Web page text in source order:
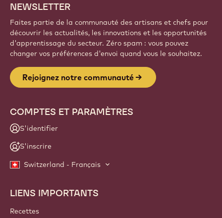
NEWSLETTER
Faites partie de la communauté des artisans et chefs pour
découvrir les actualités, les innovations et les opportunités
d'apprentissage du secteur. Zéro spam : vous pouvez
changer vos préférences d'envoi quand vous le souhaitez.
Rejoignez notre communauté
COMPTES ET PARAMÈTRES
S'identifier
S'inscrire
Switzerland - Français
Footer
Callebaut
LIENS IMPORTANTS
Recettes